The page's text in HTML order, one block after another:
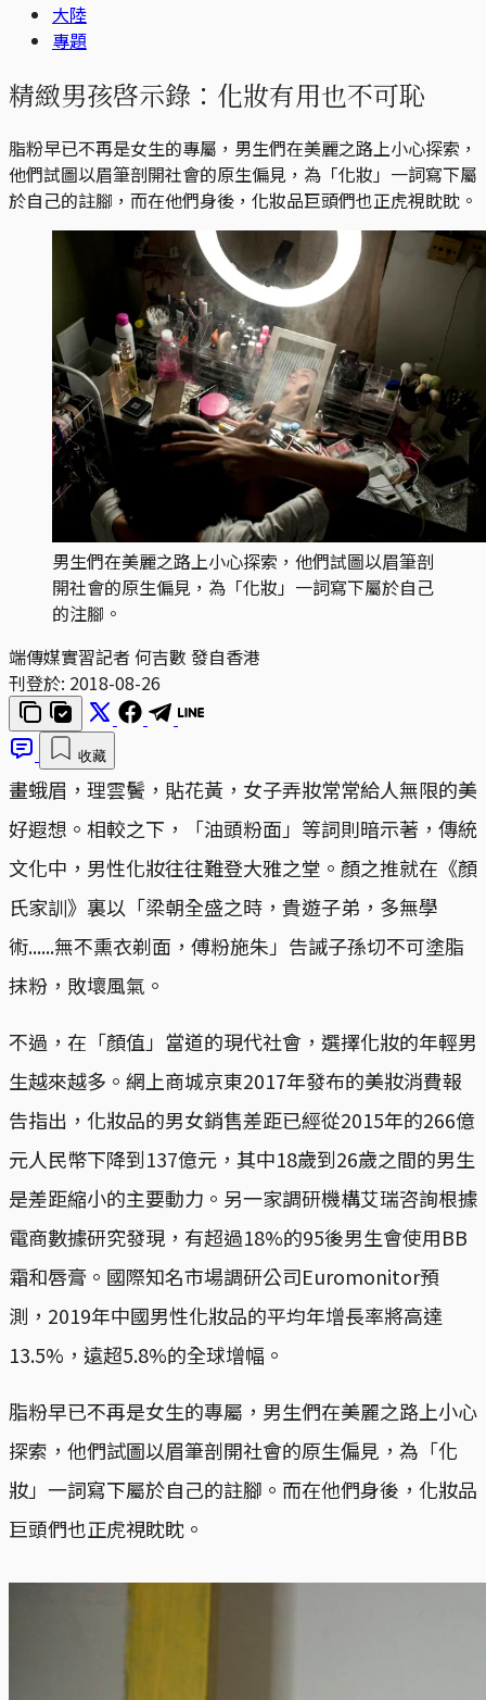
大陸
專題
精緻男孩啓示錄：化妝有用也不可恥
脂粉早已不再是女生的專屬，男生們在美麗之路上小心探索，
他們試圖以眉筆剖開社會的原生偏見，為「化妝」一詞寫下屬
於自己的註腳，而在他們身後，化妝品巨頭們也正虎視眈眈。
男生們在美麗之路上小心探索，他們試圖以眉筆剖
開社會的原生偏見，為「化妝」一詞寫下屬於自己
的注腳。
端傳媒實習記者 何吉數 發自香港
刊登於: 2018-08-26
收藏
畫蛾眉，理雲鬢，貼花黃，女子弄妝常常給人無限的美
好遐想。相較之下，「油頭粉面」等詞則暗示著，傳統
文化中，男性化妝往往難登大雅之堂。顏之推就在《顏
氏家訓》裏以「梁朝全盛之時，貴遊子弟，多無學
術......無不熏衣剃面，傅粉施朱」告誡子孫切不可塗脂
抹粉，敗壞風氣。
不過，在「顏值」當道的現代社會，選擇化妝的年輕男
生越來越多。網上商城京東2017年發布的美妝消費報
告指出，化妝品的男女銷售差距已經從2015年的266億
元人民幣下降到137億元，其中18歲到26歲之間的男生
是差距縮小的主要動力。另一家調研機構艾瑞咨詢根據
電商數據研究發現，有超過18%的95後男生會使用BB
霜和唇膏。國際知名市場調研公司Euromonitor預
測，2019年中國男性化妝品的平均年增長率將高達
13.5%，遠超5.8%的全球增幅。
脂粉早已不再是女生的專屬，男生們在美麗之路上小心
探索，他們試圖以眉筆剖開社會的原生偏見，為「化
妝」一詞寫下屬於自己的註腳。而在他們身後，化妝品
巨頭們也正虎視眈眈。